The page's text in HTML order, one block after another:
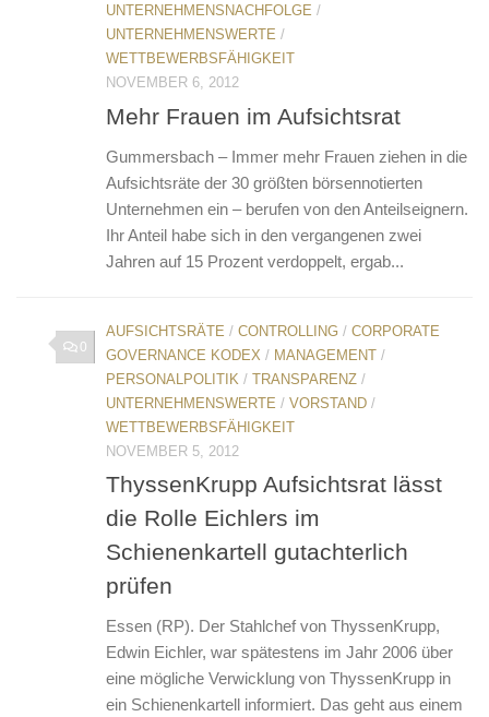
UNTERNEHMENSNACHFOLGE /
UNTERNEHMENSWERTE /
WETTBEWERBSFÄHIGKEIT
NOVEMBER 6, 2012
Mehr Frauen im Aufsichtsrat
Gummersbach – Immer mehr Frauen ziehen in die
Aufsichtsräte der 30 größten börsennotierten
Unternehmen ein – berufen von den Anteilseignern.
Ihr Anteil habe sich in den vergangenen zwei
Jahren auf 15 Prozent verdoppelt, ergab...
0
AUFSICHTSRÄTE / CONTROLLING / CORPORATE
GOVERNANCE KODEX / MANAGEMENT /
PERSONALPOLITIK / TRANSPARENZ /
UNTERNEHMENSWERTE / VORSTAND /
WETTBEWERBSFÄHIGKEIT
NOVEMBER 5, 2012
ThyssenKrupp Aufsichtsrat lässt
die Rolle Eichlers im
Schienenkartell gutachterlich
prüfen
Essen (RP). Der Stahlchef von ThyssenKrupp,
Edwin Eichler, war spätestens im Jahr 2006 über
eine mögliche Verwicklung von ThyssenKrupp in
ein Schienenkartell informiert. Das geht aus einem